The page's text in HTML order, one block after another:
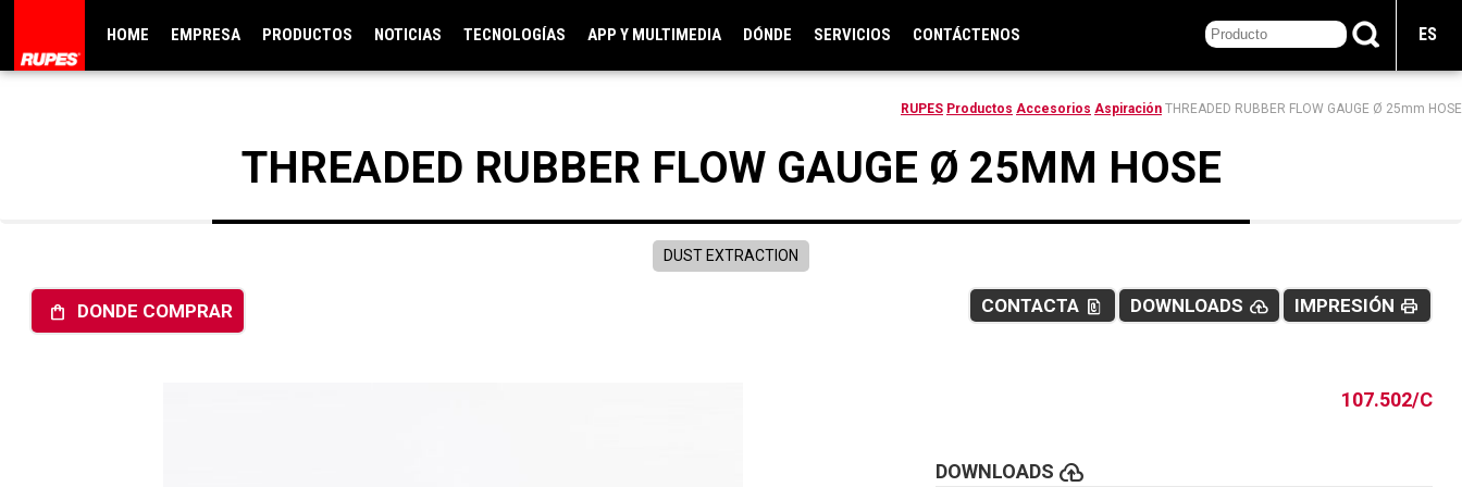
HOME EMPRESA PRODUCTOS NOTICIAS TECNOLOGÍAS APP Y MULTIMEDIA DÓNDE SERVICIOS CONTÁCTENOS ES
RUPES Productos Accesorios Aspiración THREADED RUBBER FLOW GAUGE Ø 25mm HOSE
THREADED RUBBER FLOW GAUGE Ø 25MM HOSE
DUST EXTRACTION
shopping_bag DONDE COMPRAR IMPRESIÓN print
DOWNLOADS cloud_upload
CONTACTA file_present
107.502/C
DOWNLOADS cloud_upload